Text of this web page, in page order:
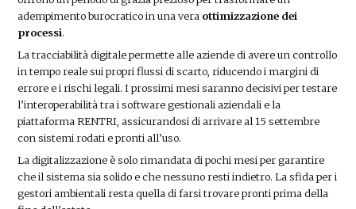
adempimento burocratico in una vera ottimizzazione dei
processi.
La tracciabilità digitale permette alle aziende di avere un controllo
in tempo reale sui propri flussi di scarto, riducendo i margini di
errore e i rischi legali. I prossimi mesi saranno decisivi per testare
l’interoperabilità tra i software gestionali aziendali e la
piattaforma RENTRI, assicurandosi di arrivare al 15 settembre
con sistemi rodati e pronti all’uso.
La digitalizzazione è solo rimandata di pochi mesi per garantire
che il sistema sia solido e che nessuno resti indietro. La sfida per i
gestori ambientali resta quella di farsi trovare pronti prima della